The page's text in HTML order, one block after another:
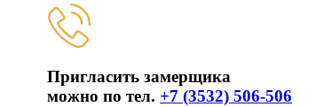
Пригласить замерщика
можно по тел. +7 (3532) 506-506